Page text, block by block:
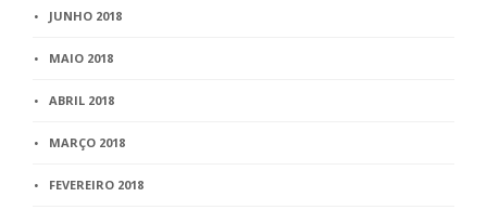
JUNHO 2018
MAIO 2018
ABRIL 2018
MARÇO 2018
FEVEREIRO 2018